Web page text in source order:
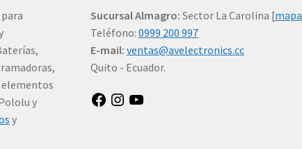
elementos
y
y
Sucursal Almagro:Sector La Carolina [mapa
Teléfono:0999 200 997
E-mail:ventas@avelectronics.cc
Quito - Ecuador.
FacebookInstagram